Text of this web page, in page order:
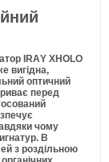
IRAY XHOLO
вигідна,
оптичний
перед
чому
В
з роздільною